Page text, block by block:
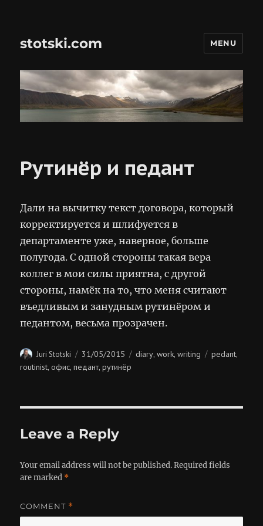
stotski.com MENU
Рутинёр и педант
Дали на вычитку текст договора, который
корректируется и шлифуется в
департаменте уже, наверное, больше
полугода. С одной стороны такая вера
коллег в мои силы приятна, с другой
стороны, намёк на то, что меня считают
въедливым и занудным рутинёром и
педантом, весьма прозрачен.
Author
Juri Stotski
Posted
on
31/05/2015 Categories
diary,work,writing Tags
pedant,
routinist,офис,педант,рутинёр
Leave a Reply
Your email address will not be published. Required fields
are marked *
COMMENT *